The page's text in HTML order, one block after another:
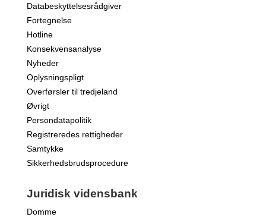
Databeskyttelsesrådgiver
Fortegnelse
Hotline
Konsekvensanalyse
Nyheder
Oplysningspligt
Overførsler til tredjeland
Øvrigt
Persondatapolitik
Registreredes rettigheder
Samtykke
Sikkerhedsbrudsprocedure
Juridisk vidensbank
Domme